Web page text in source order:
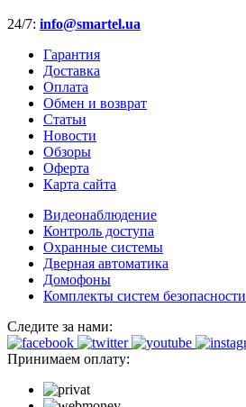
24/7: info@smartel.ua
Гарантия
Доставка
Оплата
Обмен и возврат
Статьи
Новости
Обзоры
Оферта
Карта сайта
Видеонаблюдение
Контроль доступа
Охранные системы
Дверная автоматика
Домофоны
Комплекты систем безопасности
Следите за нами:
Принимаем оплату: